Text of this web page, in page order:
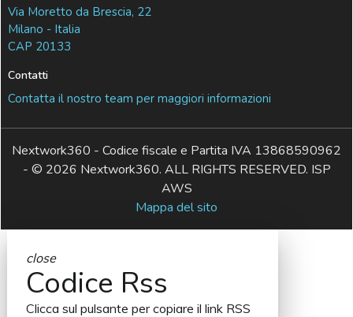
Via Moretto da Brescia, 22
Milano - Italia
CAP 20133
Contatti
Contatta il nostro team per maggiori informazioni
Nextwork360 - Codice fiscale e Partita IVA 13868590962
- © 2026 Nextwork360. ALL RIGHTS RESERVED. ISP
AWS
Mappa del sito
close
Codice Rss
Clicca sul pulsante per copiare il link RSS